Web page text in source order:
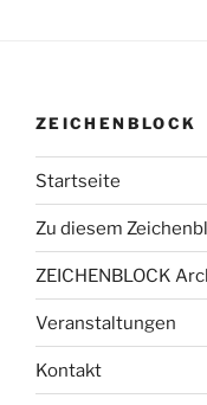
ZEICHENBLOCK
Startseite
Zu diesem
ZEICHENBLOCK
Veranstaltungen
Kontakt